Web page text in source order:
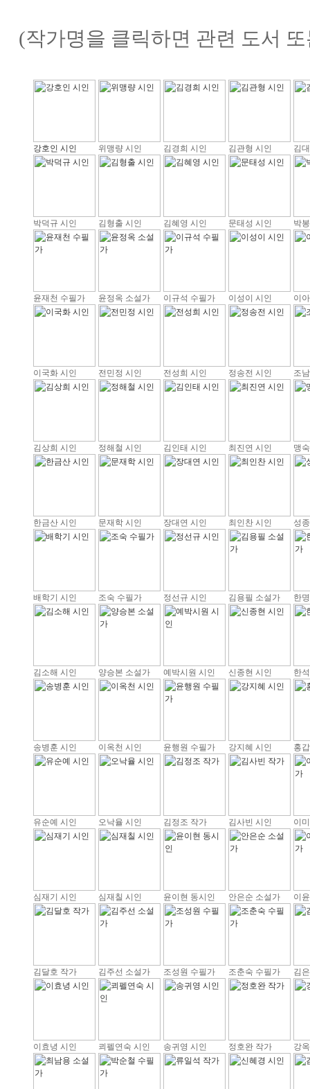
(작가명을 클릭하면 관련 도서
강호인 시인 위맹량 시인 김경희 시인 김관형 시인 김
박덕규 시인 김형출 시인 김혜영 시인 문태성 시인 박
윤재천 수필가 윤정옥 소설가 이규석 수필가 이성이 시인 이
이국화 시인 전민정 시인 전성희 시인 정송전 시인 조
김상희 시인 정해철 시인 김인태 시인 최진연 시인 맹
한금산 시인 문재학 시인 장대연 시인 최인찬 시인 성
배학기 시인 조숙 수필가 정선규 시인 김용필 소설가 한
김소해 시인 양승본 소설가 예박시원 시인 신종현 시인 한
송병훈 시인 이옥천 시인 윤행원 수필가 강지혜 시인 홍
유순예 시인 오낙율 시인 김정조 작가 김사빈 시인 이
심재기 시인 심재칠 시인 윤이현 동시인 안은순 소설가 이
김달호 작가 김주선 소설가 조성원 수필가 조춘숙 수필가 김
이효녕 시인 쾨펠연숙 시인 송귀영 시인 정호완 작가 강